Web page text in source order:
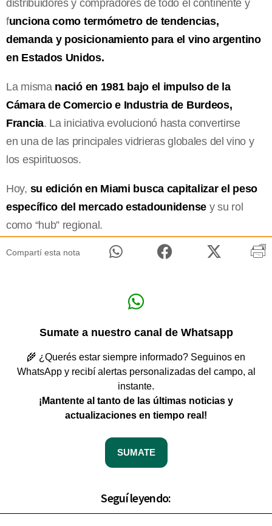
distribuidores y compradores de todo el continente y
funciona como termómetro de tendencias,
demanda y posicionamiento para el vino argentino
en Estados Unidos.
La misma nació en 1981 bajo el impulso de la
Cámara de Comercio e Industria de Burdeos,
Francia. La iniciativa evolucionó hasta convertirse
en una de las principales vidrieras globales del vino y
los espirituosos.
Hoy, su edición en Miami busca capitalizar el peso
específico del mercado estadounidensey su rol
como “hub” regional.
Compartí esta nota
Sumate a nuestro canal de Whatsapp
🌾 ¿Querés estar siempre informado? Seguinos en
WhatsApp y recibí alertas personalizadas del campo, al
instante.
¡Mantente al tanto de las últimas noticias y
actualizaciones en tiempo real!
SUMATE
Seguí leyendo: